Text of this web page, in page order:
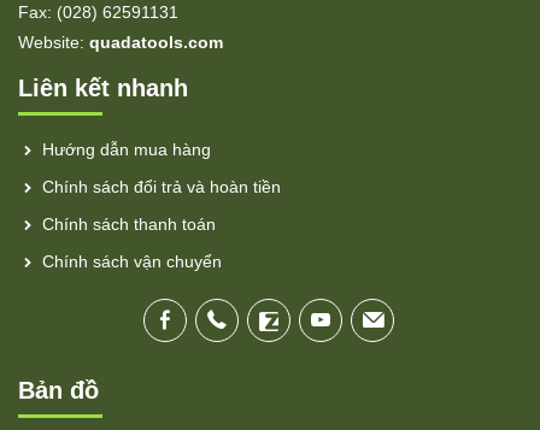
Fax: (028) 62591131
Website: quadatools.com
Liên kết nhanh
Hướng dẫn mua hàng
Chính sách đổi trả và hoàn tiền
Chính sách thanh toán
Chính sách vận chuyển
Bản đồ